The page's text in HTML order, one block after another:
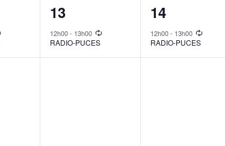
1
event,
13
12h00- 13h00
RADIO-PUCES
1
event,
14
12h00- 13h00
RADIO-PUCES